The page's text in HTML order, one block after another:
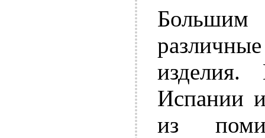
изделия.
Испании
из